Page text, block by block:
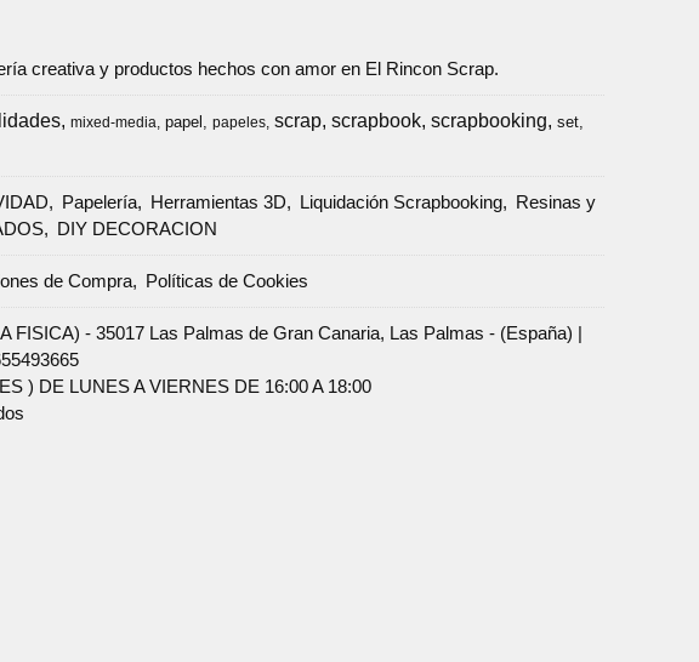
creativa y productos hechos con amor en El Rincon Scrap.
mixed-media papel papeles scrap scrapbook scrapbooking set
Papelería Herramientas 3D Liquidación Scrapbooking
Resinas y
DIY DECORACION
de Compra Políticas de Cookies
- 35017 Las Palmas de Gran Canaria, Las Palmas - (España) |
) DE LUNES A VIERNES DE 16:00 A 18:00